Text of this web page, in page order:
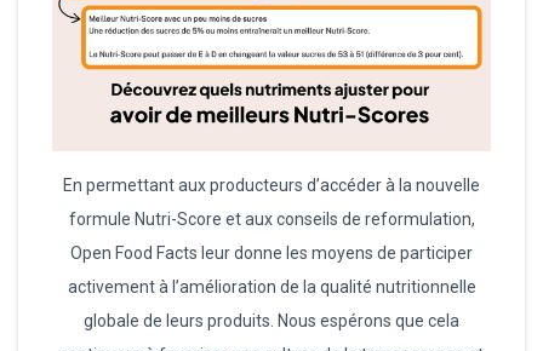
En permettant aux producteurs d’accéder à la nouvelle
formule Nutri-Score et aux conseils de reformulation,
Open Food Facts leur donne les moyens de participer
activement à l’amélioration de la qualité nutritionnelle
globale de leurs produits. Nous espérons que cela